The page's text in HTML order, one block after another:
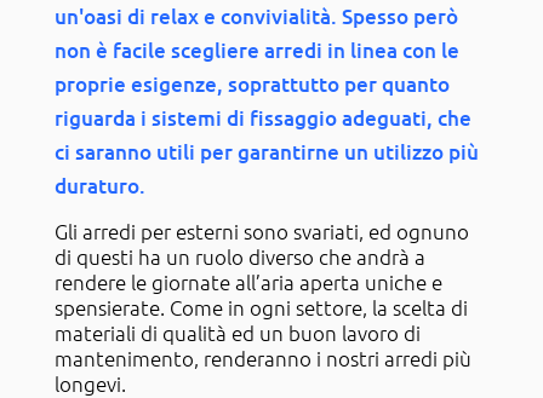
un'oasi di relax e convivialità. Spesso però
non è facile scegliere arredi in linea con le
proprie esigenze, soprattutto per quanto
riguarda i sistemi di fissaggio adeguati, che
ci saranno utili per garantirne un utilizzo più
duraturo.
Gli arredi per esterni sono svariati, ed ognuno
di questi ha un ruolo diverso che andrà a
rendere le giornate all’aria aperta uniche e
spensierate. Come in ogni settore, la scelta di
materiali di qualità ed un buon lavoro di
mantenimento, renderanno i nostri arredi più
longevi.